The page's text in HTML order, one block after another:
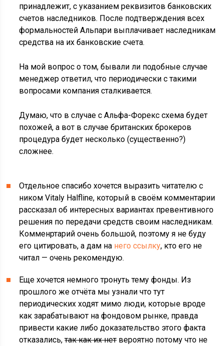
принадлежит, с указанием реквизитов банковских
счетов наследников. После подтверждения всех
формальностей Альпари выплачивает наследникам
средства на их банковские счета.
На мой вопрос о том, бывали ли подобные случае
менеджер ответил, что периодически с такими
вопросами компания сталкивается.
Думаю, что в случае с Альфа-Форекс схема будет
похожей, а вот в случае британских брокеров
процедура будет несколько (существенно?)
сложнее.
Отдельное спасибо хочется выразить читателю с
ником Vitaly Halfline, который в своём комментарии
рассказал об интересных вариантах превентивного
решения по передачи средств своим наследникам.
Комменртарий очень большой, поэтому я не буду
его цитировать, а дам на него ссылку, кто его не
читал — очень рекомендую.
Еще хочется немного тронуть тему фонды. Из
прошлого же отчёта мы узнали что тут
периодических ходят мимо люди, которые вроде
как зарабатывают на фондовом рынке, правда
привести какие либо доказательство этого факта
отказались,так как их нетвероятно потому что не